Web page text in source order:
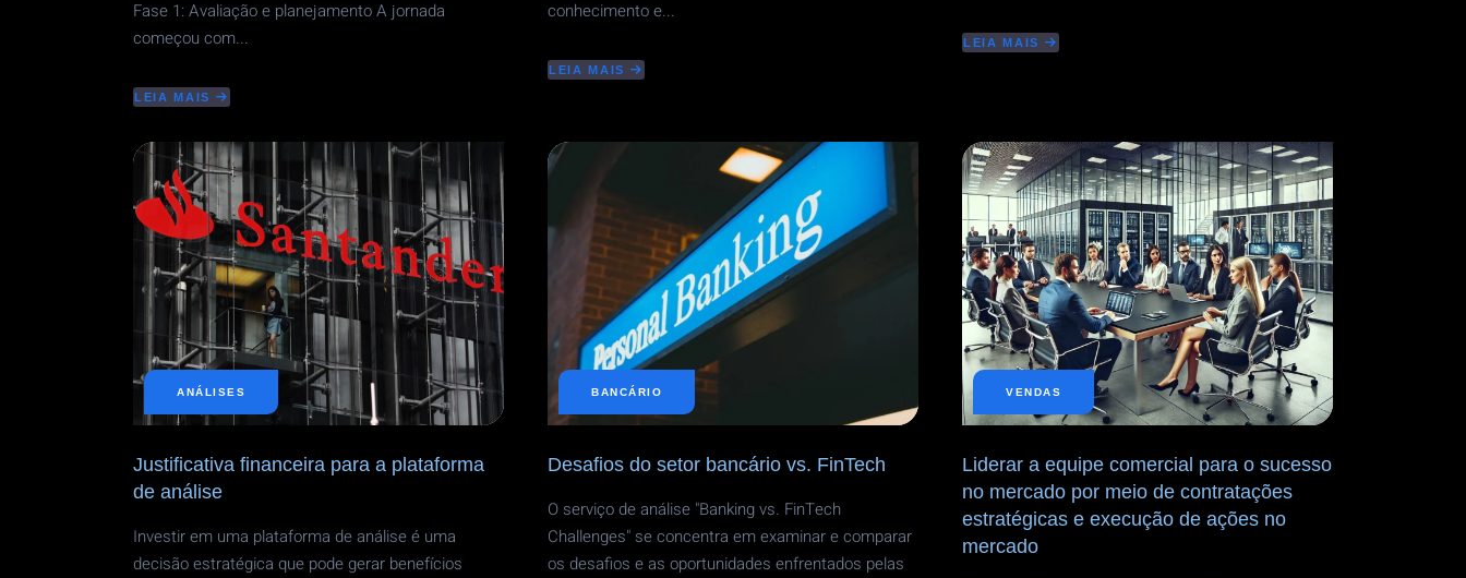
Fase 1: Avaliação e planejamento A jornada
começou com...
LEIA MAIS
ABOUT
TRANSFORMAÇÃO
SUSTENTÁVEL:
JORNADA
DE
NOSSO
CLIENTE
UMA
MANUFATURA
ECOLOGICAMENTE
CORRETA
conhecimento e...
LEIA MAIS
ABOUT
SECUNDÁRIA
SUPERIOR
LEIA MAIS
ABOUT
ANÁLISES
Justificativa financeira para a plataforma
de análise
Investir em uma plataforma de análise é uma
decisão estratégica que pode gerar benefícios
BANCÁRIO
Desafios do setor bancário vs. FinTech
O serviço de análise "Banking vs. FinTech
Challenges" se concentra em examinar e comparar
os desafios e as oportunidades enfrentados pelas
VENDAS
Liderar a equipe comercial para o sucesso
no mercado por meio de contratações
estratégicas e execução de ações no
mercado